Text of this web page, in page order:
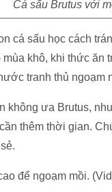
Cá sấu Brutus với
cá sấu học cách
khô, khi thức ăn
tranh thủ ngoạm
không ưa Brutus,
thêm thời gian.
để ngoạm mồi.